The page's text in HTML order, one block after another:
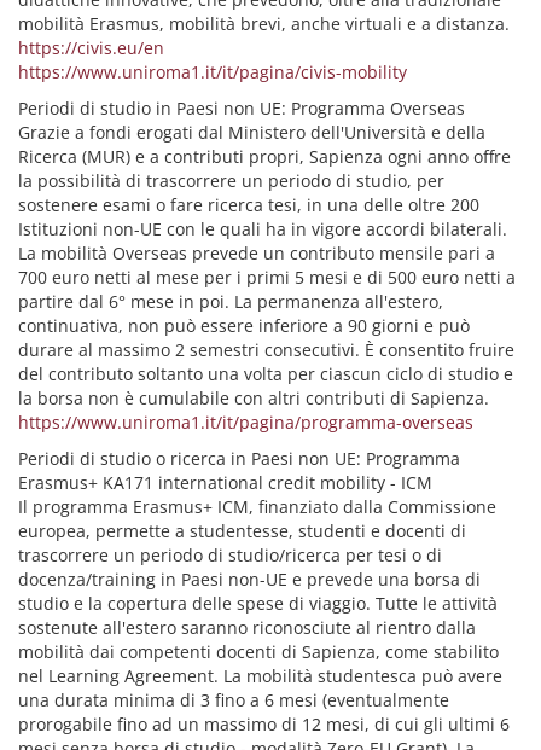
mobilità Erasmus, mobilità brevi, anche virtuali e a distanza.
https://civis.eu/en
https://www.uniroma1.it/it/pagina/civis-mobility
Periodi di studio in Paesi non UE: Programma Overseas
Grazie a fondi erogati dal Ministero dell'Università e della
Ricerca (MUR) e a contributi propri, Sapienza ogni anno offre
la possibilità di trascorrere un periodo di studio, per
sostenere esami o fare ricerca tesi, in una delle oltre 200
Istituzioni non-UE con le quali ha in vigore accordi bilaterali.
La mobilità Overseas prevede un contributo mensile pari a
700 euro netti al mese per i primi 5 mesi e di 500 euro netti a
partire dal 6° mese in poi. La permanenza all'estero,
continuativa, non può essere inferiore a 90 giorni e può
durare al massimo 2 semestri consecutivi. È consentito fruire
del contributo soltanto una volta per ciascun ciclo di studio e
la borsa non è cumulabile con altri contributi di Sapienza.
https://www.uniroma1.it/it/pagina/programma-overseas
Periodi di studio o ricerca in Paesi non UE: Programma
Erasmus+ KA171 international credit mobility - ICM
Il programma Erasmus+ ICM, finanziato dalla Commissione
europea, permette a studentesse, studenti e docenti di
trascorrere un periodo di studio/ricerca per tesi o di
docenza/training in Paesi non-UE e prevede una borsa di
studio e la copertura delle spese di viaggio. Tutte le attività
sostenute all'estero saranno riconosciute al rientro dalla
mobilità dai competenti docenti di Sapienza, come stabilito
nel Learning Agreement. La mobilità studentesca può avere
una durata minima di 3 fino a 6 mesi (eventualmente
prorogabile fino ad un massimo di 12 mesi, di cui gli ultimi 6